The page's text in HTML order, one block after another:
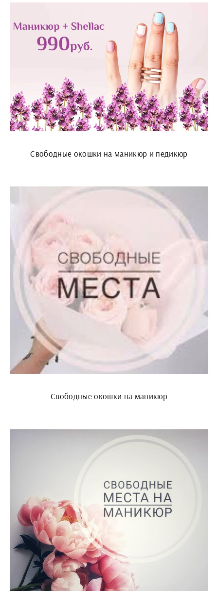
Свободные окошки на маникюр и педикюр
Свободные окошки на маникюр